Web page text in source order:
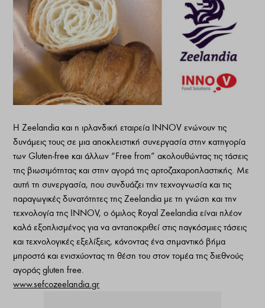
Η Zeelandia και η ιρλανδική εταιρεία IΝΝΟV ενώνουν τις
δυνάμεις τους σε μια αποκλειστική συνεργασία στην κατηγορία
των Gluten-free και άλλων “Free from” ακολουθώντας τις τάσεις
της βιωσιμότητας και στην αγορά της αρτοζαχαροπλαστικής. Με
αυτή τη συνεργασία, που συνδυάζει την τεχνογνωσία και τις
παραγωγικές δυνατότητες της Zeelandia με τη γνώση και την
τεχνολογία της IΝΝΟV, ο όμιλος Royal Zeelandia είναι πλέον
καλά εξοπλισμένος για να ανταποκριθεί στις παγκόσμιες τάσεις
και τεχνολογικές εξελίξεις, κάνοντας ένα σημαντικό βήμα
μπροστά και ενισχύοντας τη θέση του στον τομέα της διεθνούς
αγοράς gluten free.
www.sefcozeelandia.gr